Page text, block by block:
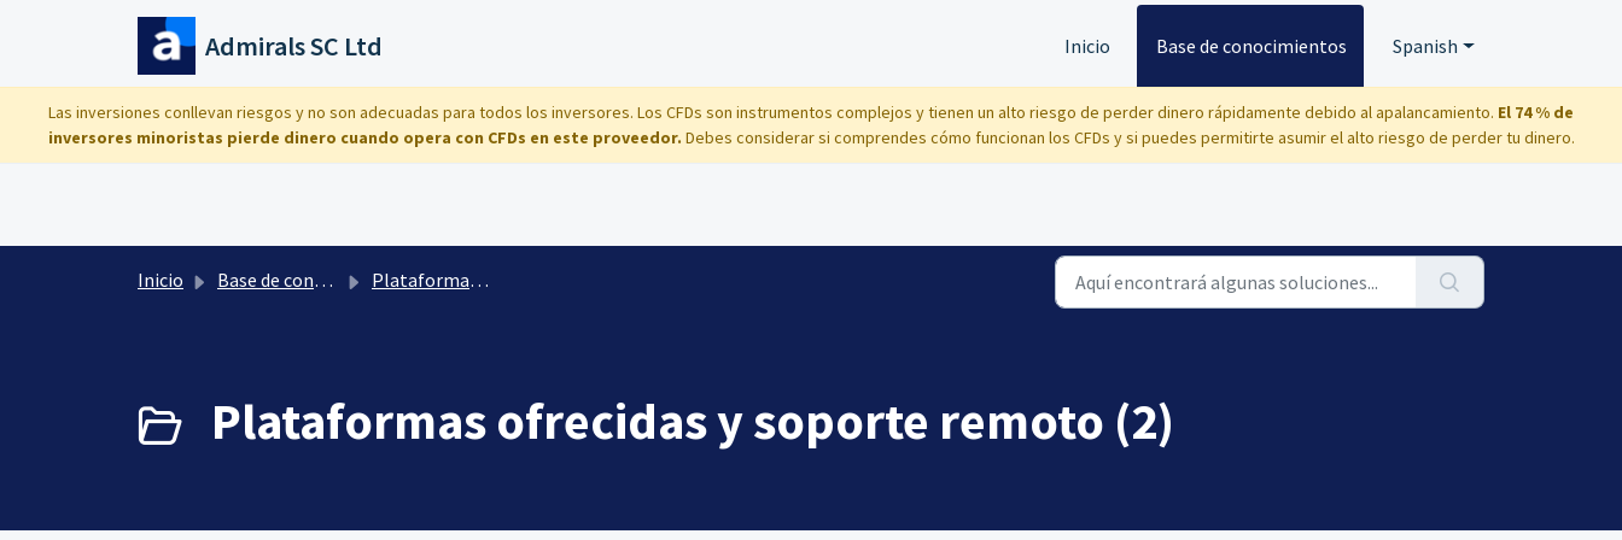
Saltar al contenido principal
Admirals SC Ltd Inicio Base de conocimientos Spanish
Las inversiones conllevan riesgos y no son adecuadas para todos los inversores. Los CFDs son instrumentos complejos y tienen un alto riesgo de perder dinero rápidamente debido al apalancamiento. El 74 % de
inversores minoristas pierde dinero cuando opera con CFDs en este proveedor. Debes considerar si comprendes cómo funcionan los CFDs y si puedes permitirte asumir el alto riesgo de perder tu dinero.
Inicio Base de conocimientos Plataformas de Trading
Plataformas ofrecidas y soporte remoto (2)